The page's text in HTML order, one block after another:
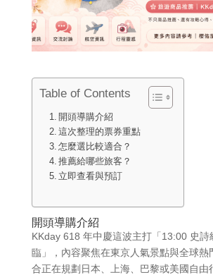
Table of Contents
開頭導購介紹
這次整理的票券重點
怎麼選比較適合？
推薦給哪些旅客？
立即查看與預訂
開頭導購介紹
KKday 618 年中慶這波主打「13:00 史詩
臨」，內容聚焦在東京人氣景點與全球熱
合正在規劃日本、上海、巴黎或美國自由